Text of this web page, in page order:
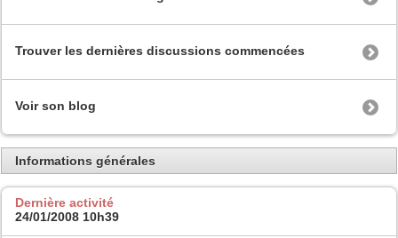
Trouver les dernières discussions commencées
Voir son blog
Informations générales
Dernière activité
24/01/2008 10h39